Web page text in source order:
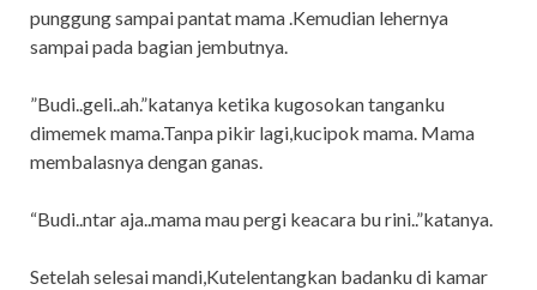
punggung sampai pantat mama .Kemudian lehernya
sampai pada bagian jembutnya.
”Budi..geli..ah.”katanya ketika kugosokan tanganku
dimemek mama.Tanpa pikir lagi,kucipok mama. Mama
membalasnya dengan ganas.
“Budi..ntar aja..mama mau pergi keacara bu rini..”katanya.
Setelah selesai mandi,Kutelentangkan badanku di kamar